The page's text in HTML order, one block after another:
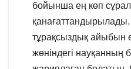
бойынша ең көп
тұрақсыздық айыбын
жөніндегі науқанның